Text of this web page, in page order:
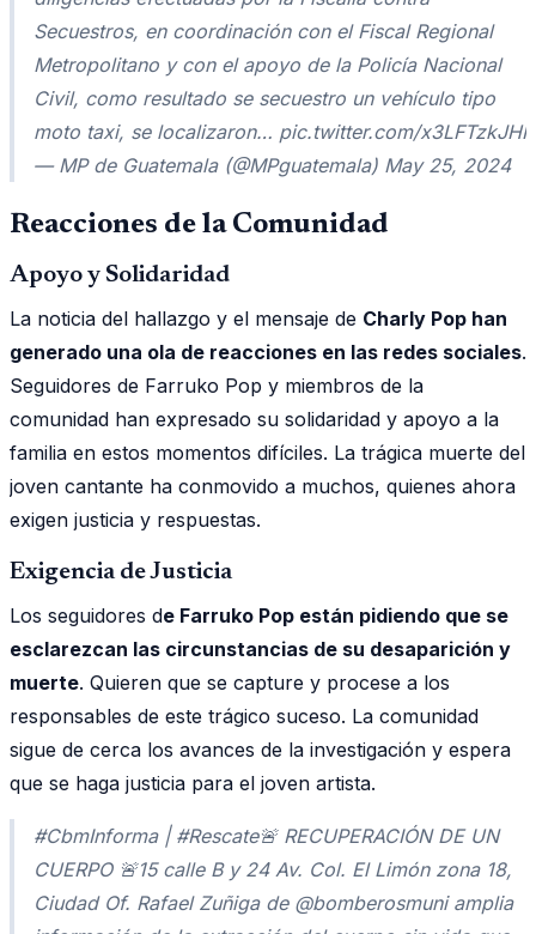
Secuestros, en coordinación con el Fiscal Regional
Metropolitano y con el apoyo de la Policía Nacional
Civil, como resultado se secuestro un vehículo tipo
moto taxi, se localizaron… pic.twitter.com/x3LFTzkJHI
— MP de Guatemala (@MPguatemala) May 25, 2024
Reacciones de la Comunidad
Apoyo y Solidaridad
La noticia del hallazgo y el mensaje de Charly Pop han
generado una ola de reacciones en las redes sociales.
Seguidores de Farruko Pop y miembros de la
comunidad han expresado su solidaridad y apoyo a la
familia en estos momentos difíciles. La trágica muerte del
joven cantante ha conmovido a muchos, quienes ahora
exigen justicia y respuestas.
Exigencia de Justicia
Los seguidores de Farruko Pop están pidiendo que se
esclarezcan las circunstancias de su desaparición y
muerte. Quieren que se capture y procese a los
responsables de este trágico suceso. La comunidad
sigue de cerca los avances de la investigación y espera
que se haga justicia para el joven artista.
#CbmInforma | #Rescate🚨 RECUPERACIÓN DE UN
CUERPO 🚨15 calle B y 24 Av. Col. El Limón zona 18,
Ciudad Of. Rafael Zuñiga de @bomberosmuni amplia